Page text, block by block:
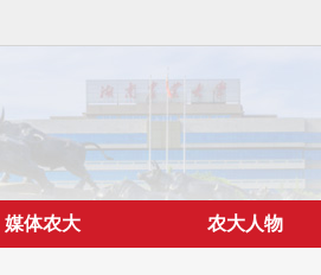
媒体农大 农大人物